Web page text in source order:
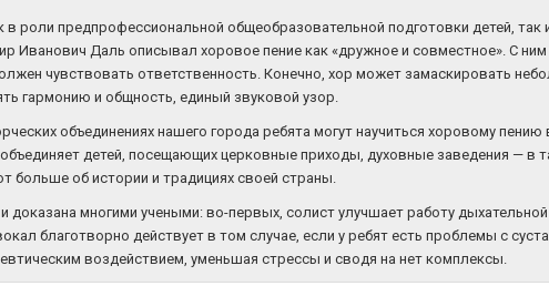
роли предпрофессиональной общеобразовательной подготовки детей, так
Иванович Даль описывал хоровое пение как «дружное и совместное». С
чувствовать ответственность. Конечно, хор может замаскировать
гармонию и общность, единый звуковой узор.
объединениях нашего города ребята могут научиться хоровому
детей, посещающих церковные приходы, духовные заведения — в
больше об истории и традициях своей страны.
доказана многими учеными: во-первых, солист улучшает работу
благотворно действует в том случае, если у ребят есть проблемы с
воздействием, уменьшая стрессы и сводя на нет комплексы.